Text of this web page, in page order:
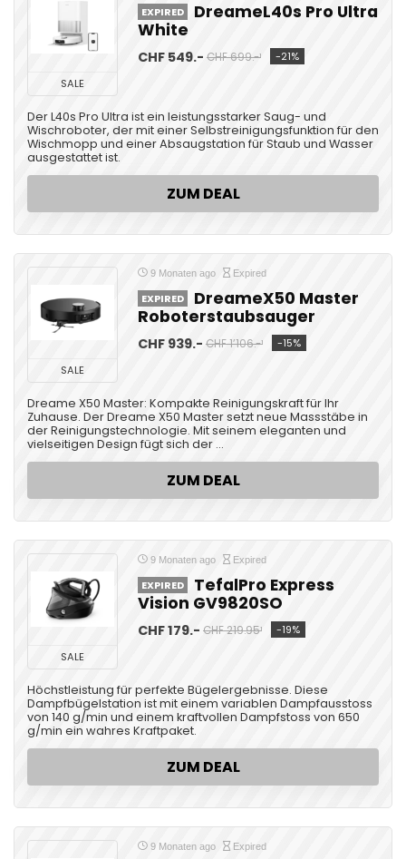
SALE
EXPIRED
DreameL40s Pro Ultra
White
CHF 549.- CHF 699.-¹ -21%
Der L40s Pro Ultra ist ein leistungsstarker Saug- und
Wischroboter, der mit einer Selbstreinigungsfunktion für den
Wischmopp und einer Absaugstation für Staub und Wasser
ausgestattet ist.
ZUM DEAL
SALE
9 Monaten ago Expired
EXPIRED
DreameX50 Master
Roboterstaubsauger
CHF 939.- CHF 1’106.-¹ -15%
Dreame X50 Master: Kompakte Reinigungskraft für Ihr
Zuhause. Der Dreame X50 Master setzt neue Massstäbe in
der Reinigungstechnologie. Mit seinem eleganten und
vielseitigen Design fügt sich der ...
ZUM DEAL
SALE
9 Monaten ago Expired
EXPIRED
TefalPro Express
Vision GV9820SO
CHF 179.- CHF 219.95¹ -19%
Höchstleistung für perfekte Bügelergebnisse. Diese
Dampfbügelstation ist mit einem variablen Dampfausstoss
von 140 g/min und einem kraftvollen Dampfstoss von 650
g/min ein wahres Kraftpaket.
ZUM DEAL
9 Monaten ago Expired